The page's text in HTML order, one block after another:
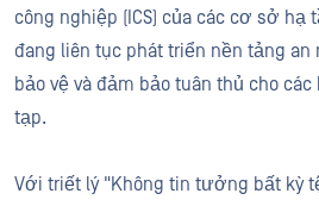
công nghiệp (ICS) của các cơ sở hạ
đang liên tục phát triển nền tảng
bảo vệ và đảm bảo tuân thủ cho
tạp.
Với triết lý "Không tin tưởng bất kỳ